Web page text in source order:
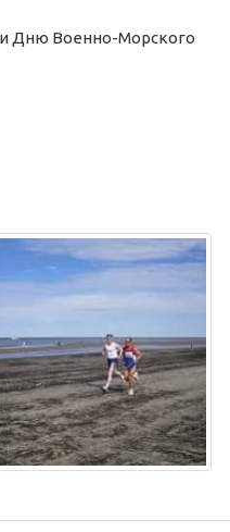
Дню Военно-Морского